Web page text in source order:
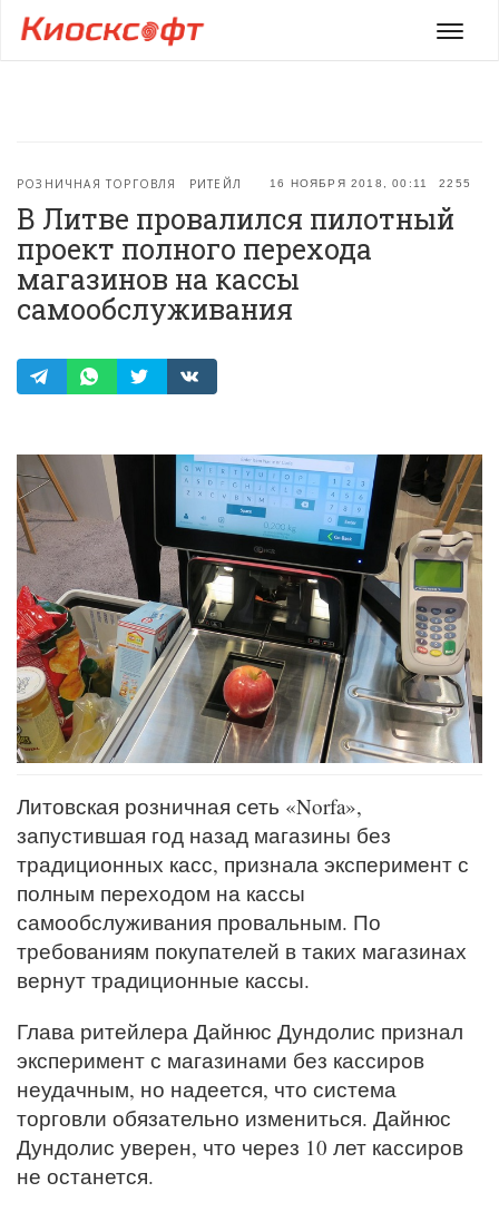
Меню
16 НОЯБРЯ 2018, 00:11 2255
РОЗНИЧНАЯ ТОРГОВЛЯ РИТЕЙЛ
В Литве провалился пилотный
проект полного перехода
магазинов на кассы
самообслуживания
Литовская розничная сеть «Norfa»,
запустившая год назад магазины без
традиционных касс, признала эксперимент с
полным переходом на кассы
самообслуживания провальным. По
требованиям покупателей в таких магазинах
вернут традиционные кассы.
Глава ритейлера Дайнюс Дундолис признал
эксперимент с магазинами без кассиров
неудачным, но надеется, что система
торговли обязательно измениться. Дайнюс
Дундолис уверен, что через 10 лет кассиров
не останется.